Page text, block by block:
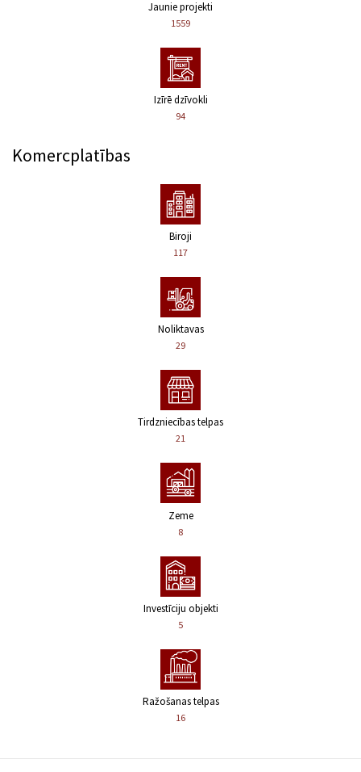
Jaunie projekti
1559
Izīrē dzīvokli
94
Komercplatības
Biroji
117
Noliktavas
29
Tirdzniecības telpas
21
Zeme
8
Investīciju objekti
5
Ražošanas telpas
16